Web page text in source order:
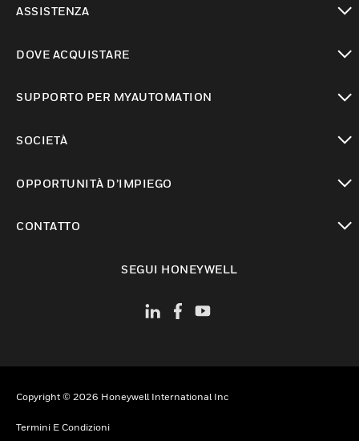
ASSISTENZA
DOVE ACQUISTARE
SUPPORTO PER MYAUTOMATION
SOCIETÀ
OPPORTUNITÀ D’IMPIEGO
CONTATTO
SEGUI HONEYWELL
Copyright © 2026 Honeywell International Inc
Termini E Condizioni